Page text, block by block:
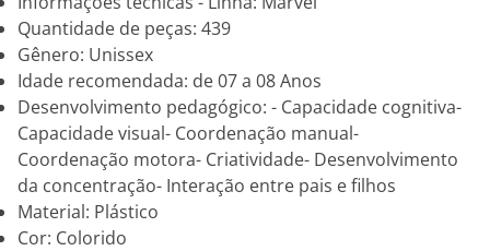
Quantidade de peças: 439
Gênero: Unissex
Idade recomendada: de 07 a 08 Anos
Desenvolvimento pedagógico: - Capacidade cognitiva-
Capacidade visual- Coordenação manual-
Coordenação motora- Criatividade- Desenvolvimento
da concentração- Interação entre pais e filhos
Material: Plástico
Cor: Colorido